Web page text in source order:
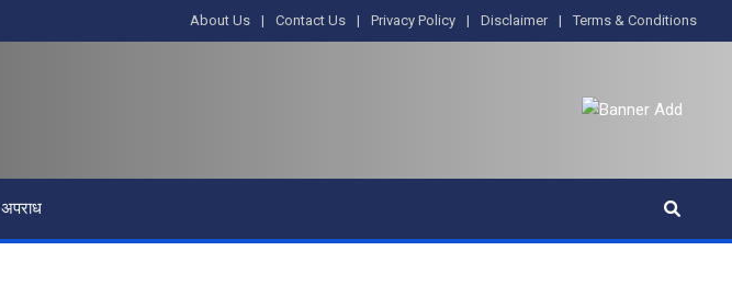
About Us Contact Us Privacy Policy Disclaimer Terms & Conditions
अपराध